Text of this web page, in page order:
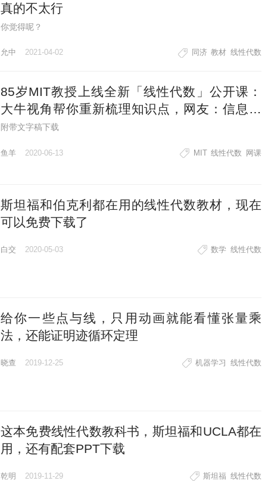
真的不太行
你觉得呢？
允中 2021-04-02 同济 教材 线性代数
85岁MIT教授上线全新「线性代数」公开课：
大牛视角帮你重新梳理知识点，网友：信息丰
富，通俗易懂
附带文字稿下载
鱼羊 2020-06-13 MIT 线性代数 网课
斯坦福和伯克利都在用的线性代数教材，现在
可以免费下载了
白交 2020-05-03 数学 线性代数
给你一些点与线，只用动画就能看懂张量乘
法，还能证明迹循环定理
晓查 2019-12-25 机器学习 线性代数
这本免费线性代数教科书，斯坦福和UCLA都在
用，还有配套PPT下载
乾明 2019-11-29 斯坦福 线性代数